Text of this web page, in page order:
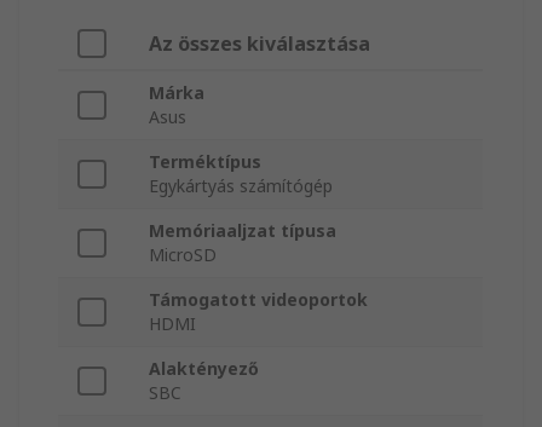
Az összes kiválasztása
Márka
Asus
Terméktípus
Egykártyás számítógép
Memóriaaljzat típusa
MicroSD
Támogatott videoportok
HDMI
Alaktényező
SBC